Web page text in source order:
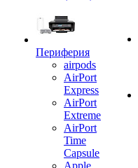
Периферия
airpods
AirPort
Express
AirPort
Extreme
AirPort
Time
Capsule
Apple